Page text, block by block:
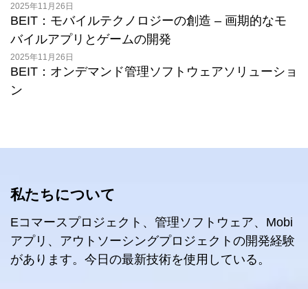
BEIT：モバイルテクノロジーの創造 – 画期的なモ
バイルアプリとゲームの開発
2025年11月26日
BEIT：オンデマンド管理ソフトウェアソリューショ
ン
2025年11月26日
私たちについて
Eコマースプロジェクト、管理ソフトウェア、Mobi
アプリ、アウトソーシングプロジェクトの開発経験
があります。今日の最新技術を使用している。